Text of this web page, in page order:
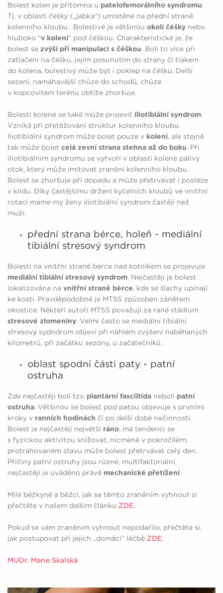
Bolest kolen je přítomna u patelofemorálního syndromu.
Tj. v oblasti čéšky („jabka“) umístěné na přední straně
kolenního kloubu. Bolestivé je většinou okolí čéšky nebo
hluboko "v koleni" pod čéškou. Charakteristické je, že
bolest se zvýší při manipulaci s čéškou. Bolí to více při
zatlačení na čéšku, jejím posunutím do strany či tlakem
do kolena, bolestivý může být i poklep na čéšku. Delší
sezení, namáhavější chůze do schodů, chůze
v kopcovitém terénu obtíže zhoršuje.
Bolestí kolene se také může projevit iliotibiální syndrom.
Vzniká při přetěžování struktur kolenního kloubu.
Iliotibiální syndrom může bolet pouze v koleni, ale stejně
tak může bolet celá zevní strana stehna až do boku. Při
iliotibiálním syndromu se vytvoří v oblasti kolene pálivý
otok, který může imitovat zranění kolenního kloubu.
Bolest se zhoršuje při dopadu a může přetrvávat i posléze
v klidu. Díky častějšímu držení kyčelních kloubů ve vnitřní
rotaci máme my ženy iliotibiální syndrom častěji než
muži.
přední strana bérce, holeň - mediální
tibiální stresový syndrom
Bolestí na vnitřní straně bérce nad kotníkem se projevuje
mediální tibiální stresový syndrom. Nejčastěji je bolest
lokalizována na vnitřní straně bérce, kde se šlachy upínají
ke kosti. Pravděpodobně je MTSS způsoben zánětem
okostice. Někteří autoři MTSS považují za rané stádium
stresové zlomeniny. Velmi často se mediální tibiální
stresový sydndrom objeví při náhlém zvýšení naběhaných
kilometrů, při začátku sezóny, u začátečníků.
oblast spodní části paty - patní
ostruha
Zde nejčastěji bolí tzv. plantární fasciitida neboli patní
ostruha. Většinou se bolest pod patou objevuje s prvními
kroky v ranních hodinách či po delší době nečinnosti.
Bolest je nejčastěji největší ráno, má tendenci se
s fyzickou aktivitou snižovat, nicméně v pokročilém,
protrahovaném stavu může bolest přetrvávat celý den.
Příčiny patní ostruhy jsou různé, multifaktoriální,
nejčastěji je uváděno právě mechanické přetížení.
Milé běžkyně a běžci, jak se těmto zraněním vyhnout si
přečtěte v našem dalším článku ZDE.
Pokud se vám zraněním vyhnout nepodařilo, přečtěte si,
jak postupovat při jejich „domácí“ léčbě ZDE.
MUDr. Marie Skalská